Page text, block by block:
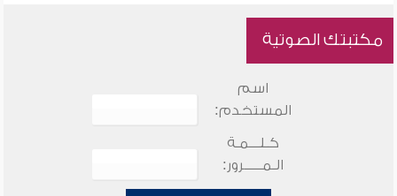
مكتبتك الصوتية
اسم
المستخدم:
كـلـــمـة
الـمـــــرور: